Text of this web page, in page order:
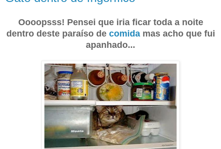
Oooopsss! Pensei que iria ficar toda a noite
dentro deste paraíso de comidamas acho que fui
apanhado...